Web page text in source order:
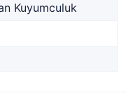
Kuyumculuk